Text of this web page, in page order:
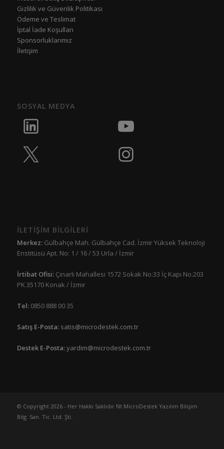
Gizlilik ve Güvenlik Politikası
Ödeme ve Teslimat
İptal İade Koşulları
Sponsorluklarımız
İletişim
SOSYAL MEDYA
İLETİŞİM BİLGİLERİ
Merkez:Gülbahçe Mah. Gülbahçe Cad. İzmir Yüksek Teknoloji
Enstitüsü Apt. No: 1 / 16 / 53 Urla / İzmir
İrtibat Ofisi: Çınarlı Mahallesi 1572 Sokak No:33 İç Kapı No:203
PK.35170 Konak / İzmir
Tel:0850 888 00 35
Satış E-Posta: satis@microdestek.com.tr
Destek E-Posta:yardim@microdestek.com.tr
© Copyright 2026 - Her Hakkı Saklıdır Nt MicroDestek Yazılım Bilişim
Bilg. San. Tic. Ltd. Şti.